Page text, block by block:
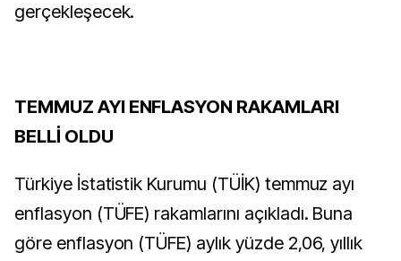
gerçekleşecek.
TEMMUZ AYI ENFLASYON RAKAMLARI
BELLİ OLDU
Türkiye İstatistik Kurumu (TÜİK) temmuz ayı
enflasyon (TÜFE) rakamlarını açıkladı. Buna
göre enflasyon (TÜFE) aylık yüzde 2,06, yıllık